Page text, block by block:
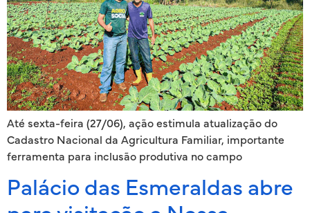
Até sexta-feira (27/06), ação estimula atualização do
Cadastro Nacional da Agricultura Familiar, importante
ferramenta para inclusão produtiva no campo
Palácio das Esmeraldas abre